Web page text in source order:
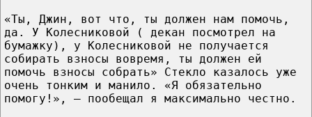
«Ты, Джин, вот что, ты должен нам помочь,
да. У Колесниковой ( декан посмотрел на
бумажку), у Колесниковой не получается
собирать взносы вовремя, ты должен ей
помочь взносы собрать» Стекло казалось уже
очень тонким и манило. «Я обязательно
помогу!», — пообещал я максимально честно.